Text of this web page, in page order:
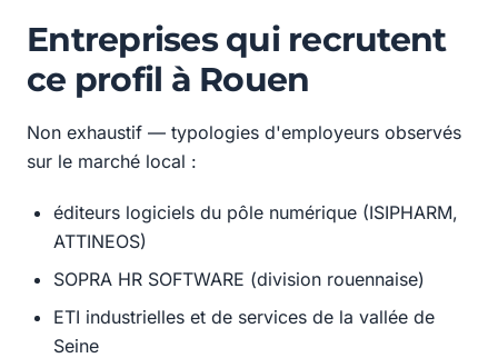
Entreprises qui recrutent
ce profil à Rouen
Non exhaustif — typologies d'employeurs observés
sur le marché local :
éditeurs logiciels du pôle numérique (ISIPHARM,
ATTINEOS)
SOPRA HR SOFTWARE (division rouennaise)
ETI industrielles et de services de la vallée de
Seine